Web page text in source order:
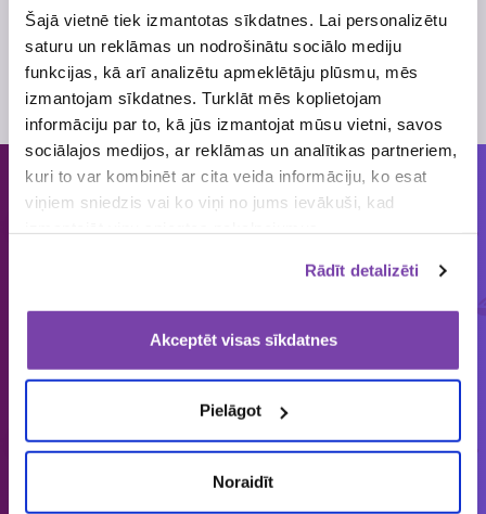
Šajā vietnē tiek izmantotas sīkdatnes. Lai personalizētu
saturu un reklāmas un nodrošinātu sociālo mediju
funkcijas, kā arī analizētu apmeklētāju plūsmu, mēs
izmantojam sīkdatnes. Turklāt mēs koplietojam
informāciju par to, kā jūs izmantojat mūsu vietni, savos
sociālajos medijos, ar reklāmas un analītikas partneriem,
kuri to var kombinēt ar cita veida informāciju, ko esat
viņiem sniedzis vai ko viņi no jums ievākuši, kad
Rādīt detalizēti
Akceptēt visas sīkdatnes
Pielāgot
Noraidīt
Atļaujas Nr.5093
Skatītloterijas noteikumus
Loterijas periods5. jūnijs, 2018 - 3. jūlijs, 2018
Cilvēkiem patīk piedalīties loterijās
un mums tās organizēt!
loterijas
149 643
laimētājus
4 545 034
vērtas balvas
Latvijā vienīgais specializētais Loterijas.lv